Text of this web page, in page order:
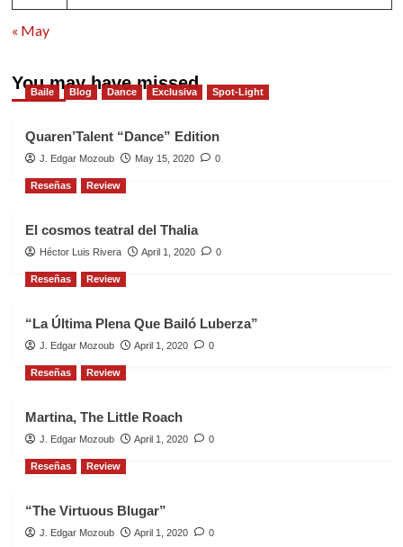
« May
You may have missed
Baile Blog Dance Exclusiva Spot-Light
Quaren’Talent “Dance” Edition
J. Edgar Mozoub May 15, 2020 0
Reseñas Review
El cosmos teatral del Thalia
Héctor Luis Rivera April 1, 2020 0
Reseñas Review
“La Última Plena Que Bailó Luberza”
J. Edgar Mozoub April 1, 2020 0
Reseñas Review
Martina, The Little Roach
J. Edgar Mozoub April 1, 2020 0
Reseñas Review
“The Virtuous Blugar”
J. Edgar Mozoub April 1, 2020 0